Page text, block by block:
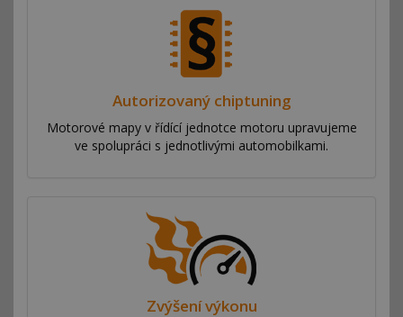
Autorizovaný chiptuning
Motorové mapy v řídící jednotce motoru upravujeme
ve spolupráci s jednotlivými automobilkami.
Zvýšení výkonu